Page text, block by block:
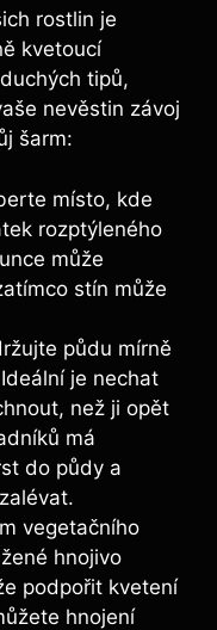
rostlin je
kvetoucí
tipů,
nevěstin závoj
šarm:
místo, kde
rozptýleného
může
stín může
půdu mírně
je nechat
než ji opět
má
do půdy a
vegetačního
hnojivo
podpořit kvetení
hnojení